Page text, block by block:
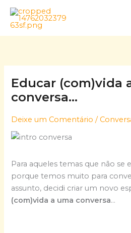
Skip
content
Educar (com)vida
conversa…
Deixe um Comentário /
Para aqueles temas que não se
porque temos muito para
assunto, decidi criar um novo
(com)vida a uma conversa…